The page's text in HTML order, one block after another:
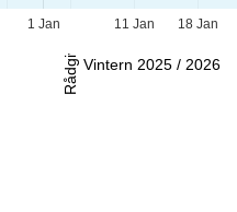
Rådgivning
1 Jan 11 Jan 18 Jan
Vintern 2025 / 2026